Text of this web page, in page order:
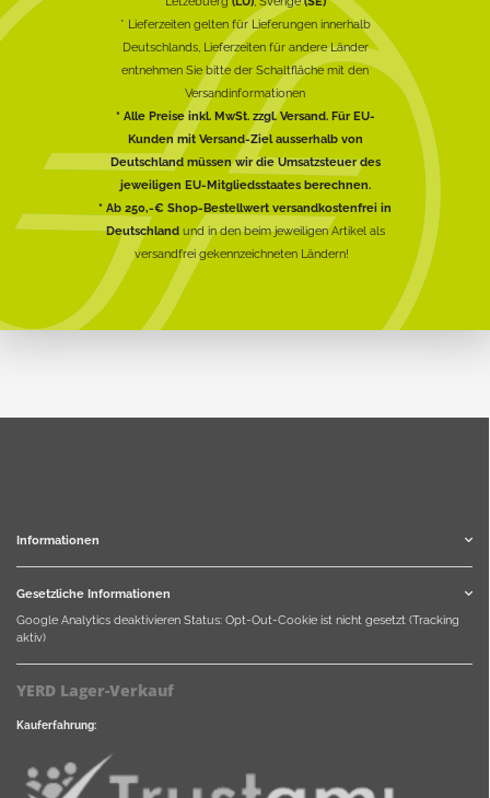
* Lieferzeiten gelten für Lieferungen innerhalb
Deutschlands, Lieferzeiten für andere Länder
entnehmen Sie bitte der Schaltfläche mit den
Versandinformationen
* Alle Preise inkl. MwSt. zzgl. Versand. Für EU-
Kunden mit Versand-Ziel ausserhalb von
Deutschland müssen wir die Umsatzsteuer des
jeweiligen EU-Mitgliedsstaates berechnen.
* Ab 250,-€ Shop-Bestellwert versandkostenfrei in
Deutschlandund in den beim jeweiligen Artikel als
versandfrei gekennzeichneten Ländern!
Informationen
Gesetzliche Informationen
Google Analytics deaktivieren Status: Opt-Out-Cookie ist nicht gesetzt (Tracking
aktiv)
YERD Lager-Verkauf
Kauferfahrung: